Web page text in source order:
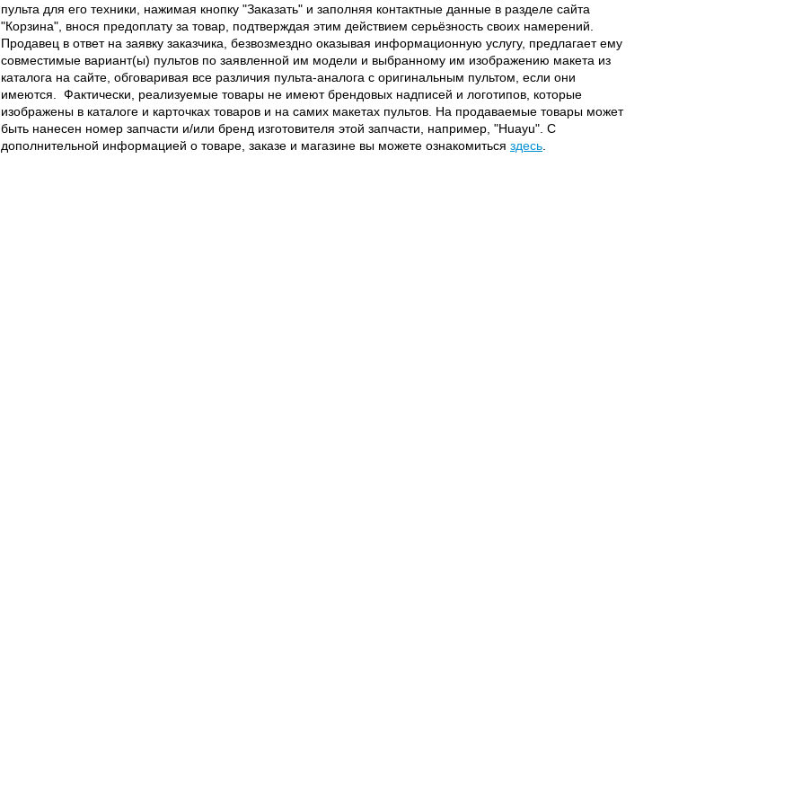
пульта для его техники, нажимая кнопку "Заказать" и заполняя контактные данные в разделе сайта
"Корзина", внося предоплату за товар, подтверждая этим действием серьёзность своих намерений.
Продавец в ответ на заявку заказчика, безвозмездно оказывая информационную услугу, предлагает ему
совместимые вариант(ы) пультов по заявленной им модели и выбранному им изображению макета из
каталога на сайте, обговаривая все различия пульта-аналога с оригинальным пультом, если они
имеются. Фактически, реализуемые товары не имеют брендовых надписей и логотипов, которые
изображены в каталоге и карточках товаров и на самих макетах пультов. На продаваемые товары может
быть нанесен номер запчасти и/или бренд изготовителя этой запчасти, например, "Huayu". С
дополнительной информацией о товаре, заказе и магазине вы можете ознакомиться здесь